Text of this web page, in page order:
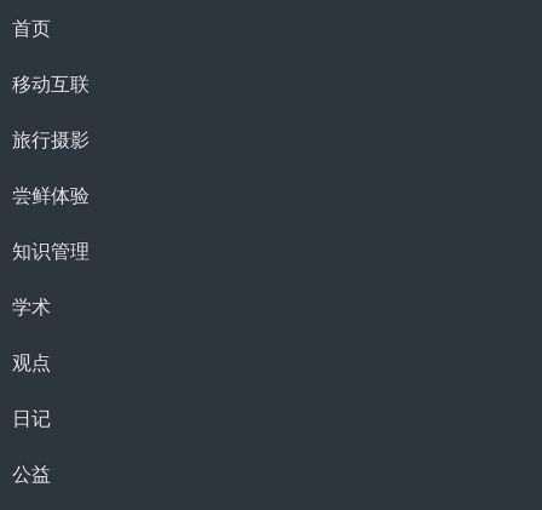
首页
移动互联
旅行摄影
尝鲜体验
知识管理
学术
观点
日记
公益